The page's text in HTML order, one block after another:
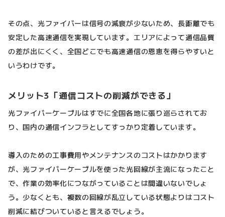
その点、光ファイバーは信号の減衰が少ないため、長距離でも
安定した高速通信を実現しています。エリアによって通信品質
の差が出にくく、全国どこでも高速通信の恩恵を得らやすいと
いうわけです。
メリット3「通信コストの削減ができる」
光ファイバーケーブルはすでに全国各地に張り巡らされてお
り、国内の通信インフラとしてすっかり定着しています。
導入のための工事費用やメンテナンスのコストはかかります
が、光ファイバーケーブルを使った光回線が主流になったこと
で、作業の効率化につながっていることは間違いないでしょ
う。少なくとも、複数の回線が乱立している状態よりはコスト
削減に結びついていると言えるでしょう。